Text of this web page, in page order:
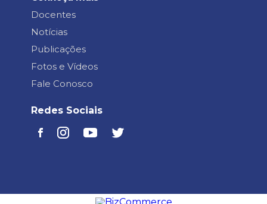
Docentes
Notícias
Publicações
Fotos e Vídeos
Fale Conosco
Redes Sociais